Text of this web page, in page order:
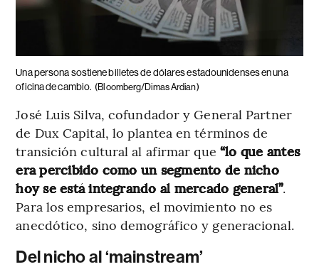
Una persona sostiene billetes de dólares estadounidenses en una
oficina de cambio. (Bloomberg/Dimas Ardian)
José Luis Silva, cofundador y General Partner
de Dux Capital, lo plantea en términos de
transición cultural al afirmar que “lo que antes
era percibido como un segmento de nicho
hoy se está integrando al mercado general”.
Para los empresarios, el movimiento no es
anecdótico, sino demográfico y generacional.
Del nicho al ‘mainstream’